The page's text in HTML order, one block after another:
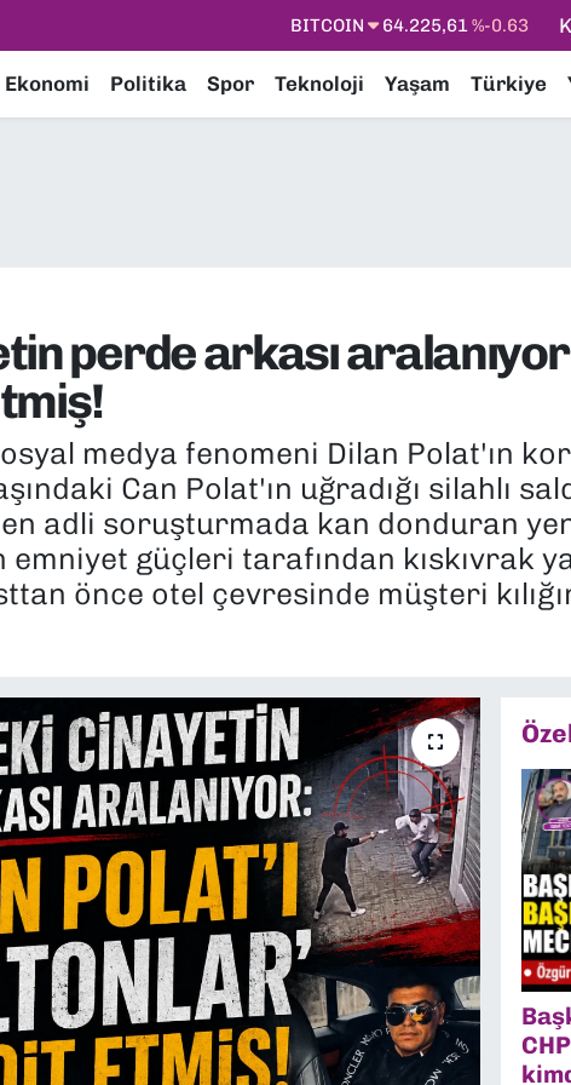
EURO
55,0317
%-0.02
Ekonomi Politika Spor Teknoloji Yaşam Türkiye
perde arkası
medya fenomeni Dilan Polat'ın
Can Polat'ın uğradığı silahlı
adli soruşturmada kan donduran
güçleri tarafından kıskıvrak
önce otel çevresinde müşteri